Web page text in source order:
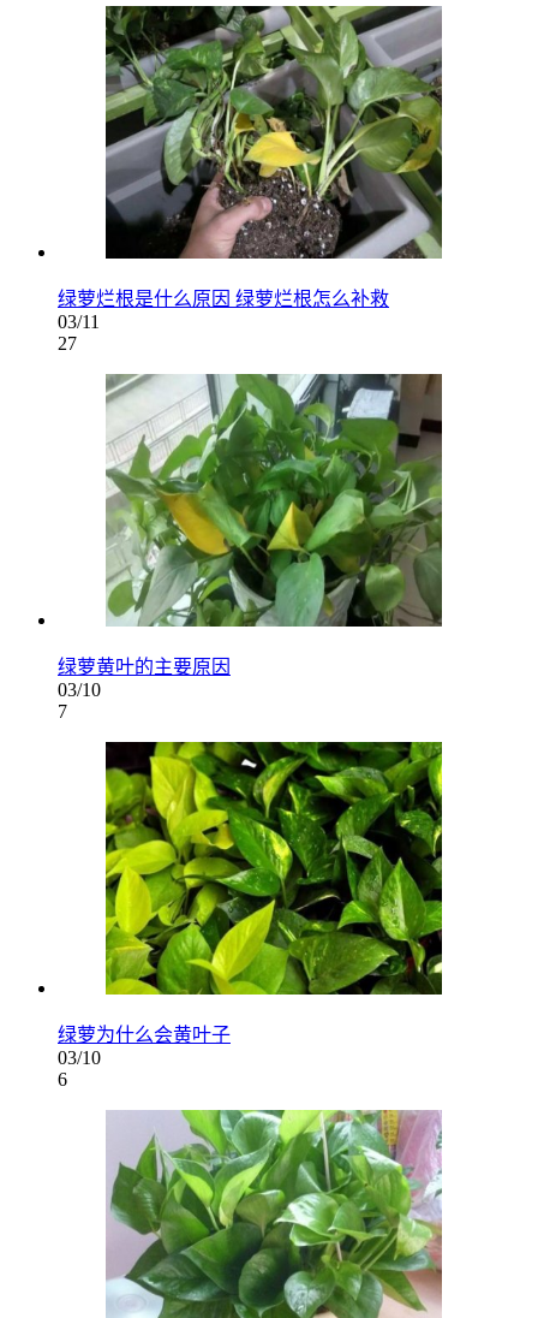
绿萝烂根是什么原因 绿萝烂根怎么补救
03/11
27
绿萝黄叶的主要原因
03/10
7
绿萝为什么会黄叶子
03/10
6